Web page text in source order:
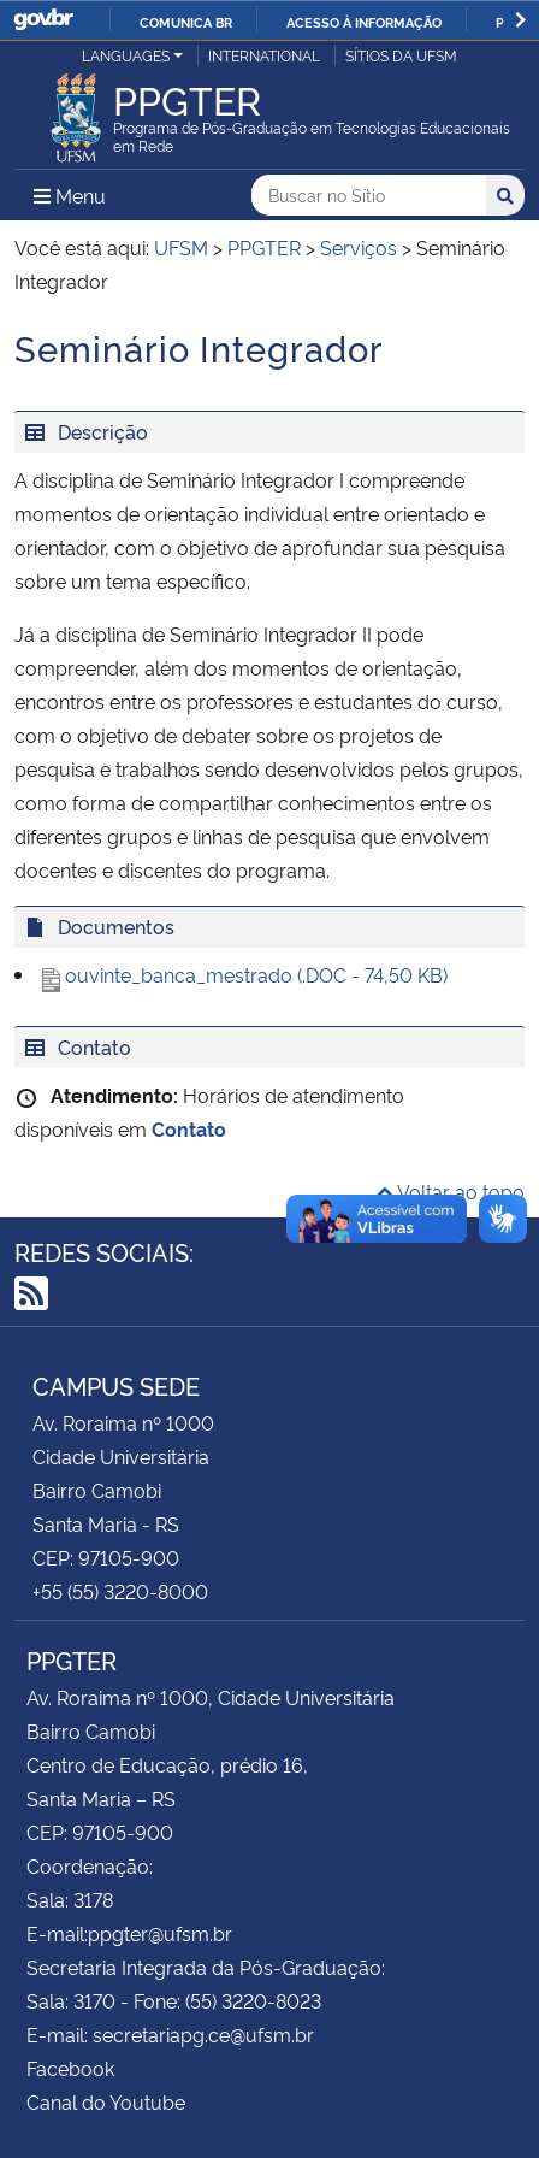
IR
O
COMUNICA BR ACESSO À INFORMAÇÃO
Ministério da Justiça e Segurança Pública
Ministério da Defesa
Ministério das Relações Exteriores
Ministério da Infraestrutura
Ministério da Agricultura, Pecuária e Abastecimento
Ministério da Educação
Ministério da Cidadania
Ministério da Saúde
Ministério de Minas e Energia
Ministério da Ciência, Tecnologia, Inovações e Comunicações
Ministério do Meio Ambiente
Ministério do Turismo
Ministério do Desenvolvimento Regional
Secretaria-Geral
Gabinete de Segurança Institucional
Advocacia-Geral da União
Banco Central do Brasil
Planalto
LANGUAGES INTERNATIONAL SÍTIOS DA UFSM
PPGTER
Programa de Pós-Graduação em Tecnologias Educacionais
em Rede
Menu Menu Principal do Sítio
Busca
Buscar no no Sítio
Busca:
Você está aqui: UFSM > PPGTER >Serviços >Seminário
Integrador
Início do conteúdo
Seminário Integrador
Descrição
A disciplina de Seminário Integrador I compreende
momentos de orientação individual entre orientado e
orientador, com o objetivo de aprofundar sua pesquisa
sobre um tema específico.
Já a disciplina de Seminário Integrador II pode
compreender, além dos momentos de orientação,
encontros entre os professores e estudantes do curso,
com o objetivo de debater sobre os projetos de
pesquisa e trabalhos sendo desenvolvidos pelos grupos,
como forma de compartilhar conhecimentos entre os
diferentes grupos e linhas de pesquisa que envolvem
docentes e discentes do programa.
Documentos
ouvinte_banca_mestrado (.DOC - 74,50 KB)
Contato
Atendimento: Horários de atendimento
disponíveis em Contato
Voltar ao topo
REDES SOCIAIS:
RSS
CAMPUS SEDE
Av. Roraima nº 1000
Cidade Universitária
Bairro Camobi
Santa Maria - RS
CEP: 97105-900
+55 (55) 3220-8000
PPGTER
Av. Roraima nº 1000, Cidade Universitária
Bairro Camobi
Centro de Educação, prédio 16,
Santa Maria – RS
CEP: 97105-900
Coordenação:
Sala: 3178
E-mail:ppgter@ufsm.br
Secretaria Integrada da Pós-Graduação:
Sala: 3170 - Fone: (55) 3220-8023
E-mail: secretariapg.ce@ufsm.br
Facebook
Canal do Youtube